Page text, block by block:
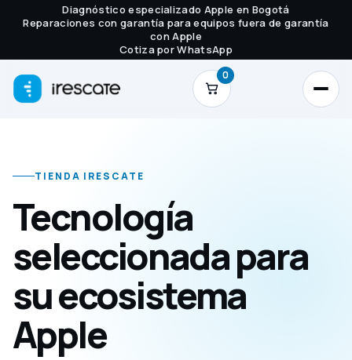
Diagnóstico especializado Apple en Bogotá
Reparaciones con garantía para equipos fuera de garantía
con Apple
Cotiza por WhatsApp
0
TIENDA IRESCATE
Tecnología
seleccionada para
su ecosistema
Apple